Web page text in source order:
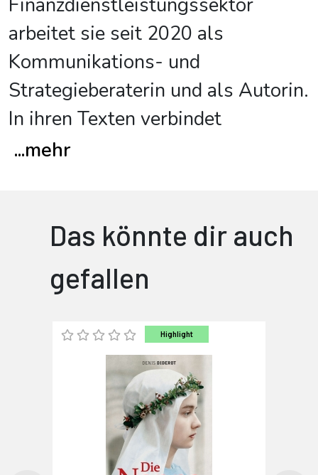
Finanzdienstleistungssektor
arbeitet sie seit 2020 als
Kommunikations- und
Strategieberaterin und als Autorin.
In ihren Texten verbindet
...mehr
Das könnte dir auch
gefallen
Highlight